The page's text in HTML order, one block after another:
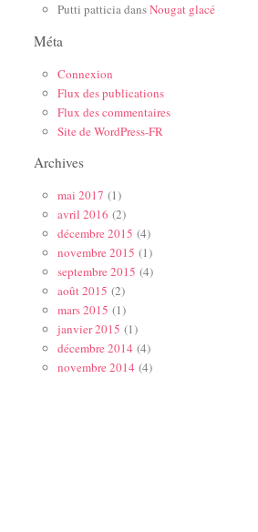
Putti patticiadansNougat glacé
Méta
Connexion
Flux des publications
Flux des commentaires
Site de WordPress-FR
Archives
mai 2017 (1)
avril 2016 (2)
décembre 2015 (4)
novembre 2015 (1)
septembre 2015 (4)
août 2015 (2)
mars 2015 (1)
janvier 2015 (1)
décembre 2014 (4)
novembre 2014 (4)